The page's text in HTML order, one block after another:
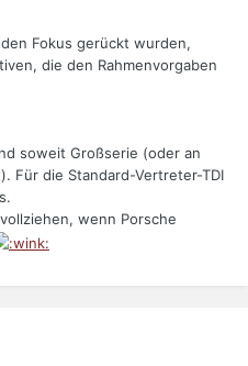
Fokus gerückt wurden,
die den Rahmenvorgaben
soweit Großserie (oder an
Für die Standard-Vertreter-TDI
wenn Porsche